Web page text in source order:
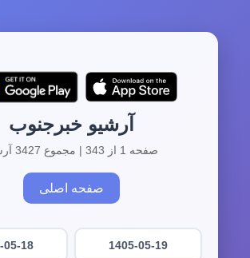
آرشیو خبرجنوب
صفحه 1 از 343 | مجموع 3427 آرشیو
صفحه اصلی
1405-05-19
05-18